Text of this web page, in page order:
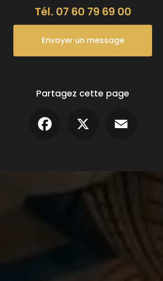
Tél. 07 60 79 69 00
Envoyer un message
Partagez cette page